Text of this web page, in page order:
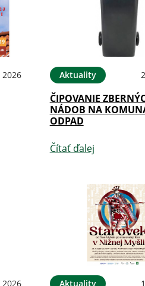
2026 Aktuality
ČIPOVANIE
NÁDOB NA
ODPAD
Čítať ďalej
2026 Aktuality